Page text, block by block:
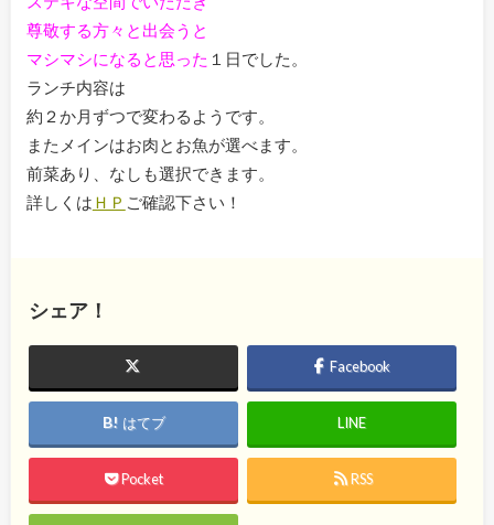
尊敬する方々と出会うと
マシマシになると思った １日でした。
ランチ内容は
約２か月ずつで変わるようです。
またメインはお肉とお魚が選べます。
前菜あり、なしも選択できます。
詳しくは ＨＰ ご確認下さい！
シェア！
Facebook
はてブ LINE
Pocket RSS